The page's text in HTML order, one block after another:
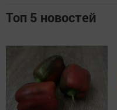
Топ 5 новостей